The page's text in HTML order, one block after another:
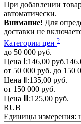
При добавлении
автоматически.
Внимание! Для
доставки не
Категории цен ?
до 50 000 руб.
Цена Ⅰ:146,00 руб.
от 50 000 руб. до 150
Цена Ⅱ:135,00 руб.
от 150 000 руб.
Цена Ⅲ:125,00 руб.
RUB
Единицы измерения: